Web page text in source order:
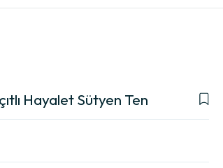
Hayalet Sütyen Ten